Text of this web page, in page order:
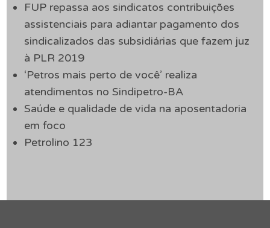
FUP repassa aos sindicatos contribuições
assistenciais para adiantar pagamento dos
sindicalizados das subsidiárias que fazem juz
à PLR 2019
‘Petros mais perto de você’ realiza
atendimentos no Sindipetro-BA
Saúde e qualidade de vida na aposentadoria
em foco
Petrolino 123